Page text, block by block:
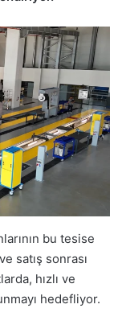
bu tesise
satış sonrası
hızlı ve
hedefliyor.